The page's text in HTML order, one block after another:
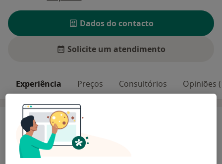
Dados do contacto
Solicite um atendimento
Experiência Preços Consultórios Opiniões
Experiência
Principais doenças tratadas
Anormalidades Dentárias